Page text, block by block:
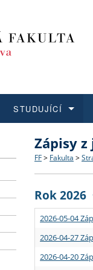
Struktura
Strategie
Podpora
Co
Učitelské
STUDUJÍCÍ
Rigorózní
O vědě a
Granty a
Aktuální
Zápisy
FF > Fakulta >
Rok 2026
2026-05-04
2026-04-27
2026-04-20